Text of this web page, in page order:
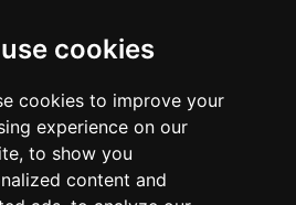
cookies
cookies to improve your
experience on our
to show you
content and